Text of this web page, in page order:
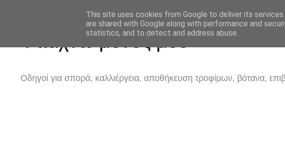
Φτιάχνω μόνος μου
Οδηγοί για σπορά, καλλιέργεια, αποθήκευση τροφίμων, βότανα,
This site uses cookies from Google to deliver its
are shared with Google along with performance and
statistics, and to detect and address abuse.